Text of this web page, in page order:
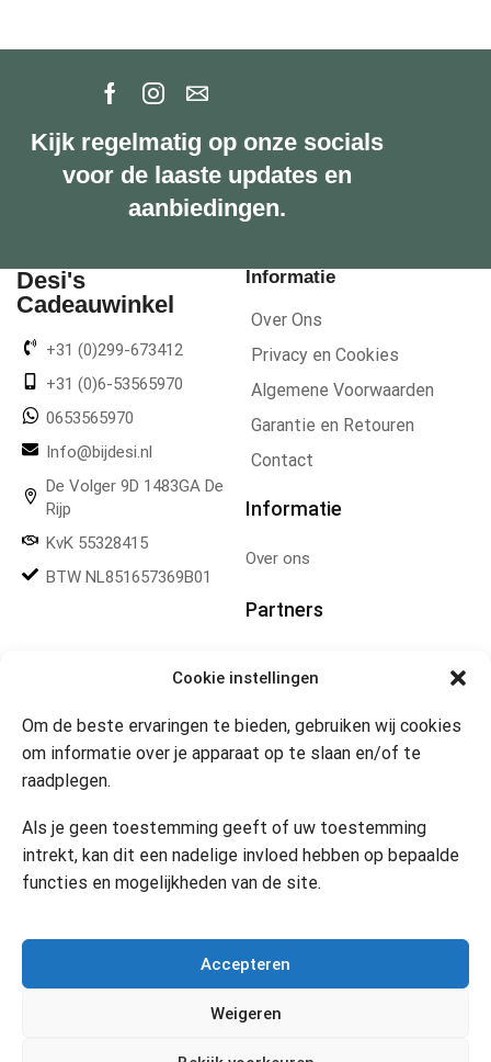
Cookie instellingen
Om de beste ervaringen te bieden, gebruiken wij cookies
om informatie over je apparaat op te slaan en/of te
raadplegen.
Als je geen toestemming geeft of uw toestemming
intrekt, kan dit een nadelige invloed hebben op bepaalde
functies en mogelijkheden van de site.
Accepteren
Weigeren
Kijk regelmatig op onze socials
voor de laaste updates en
aanbiedingen.
Desi's
Cadeauwinkel
+31 (0)299-673412
+31 (0)6-53565970
0653565970
Info@bijdesi.nl
De Volger 9D 1483GA De
Rijp
KvK 55328415
BTW NL851657369B01
Informatie
Over Ons
Privacy en Cookies
Algemene Voorwaarden
Garantie en Retouren
Contact
Informatie
Over ons
Partners
Openingstijden
Website 24/7
Contact
in te schakelen
Copyright © 2024 Desi’s Cadeauwinkel –Bijdesi.nl.